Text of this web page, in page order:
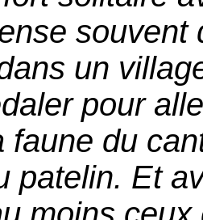
souvent
un
pour
faune du
patelin. Et